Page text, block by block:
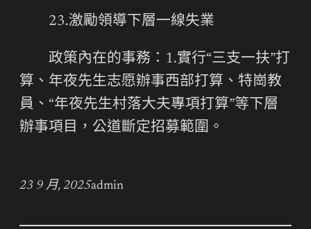
23.激勵領導下層一線失業
政策內在的事務：1.實行“三支一扶”打
算、年夜先生志愿辦事西部打算、特崗教
員、“年夜先生村落大夫專項打算”等下層
辦事項目，公道斷定招募範圍。
23 9 月, 2025admin